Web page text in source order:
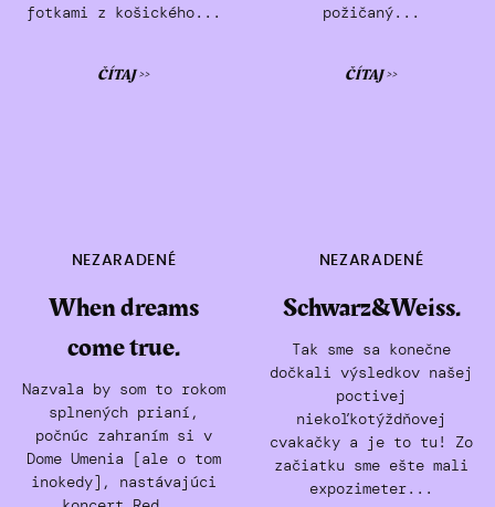
fotkami z košického...
ČÍTAJ >>
požičaný...
ČÍTAJ >>
NEZARADENÉ
When dreams
come true.
Nazvala by som to rokom
splnených prianí,
počnúc zahraním si v
Dome Umenia [ale o tom
inokedy], nastávajúci
NEZARADENÉ
Schwarz&Weiss.
Tak sme sa konečne
dočkali výsledkov našej
poctivej
niekoľkotýždňovej
cvakačky a je to tu! Zo
začiatku sme ešte mali
expozimeter...